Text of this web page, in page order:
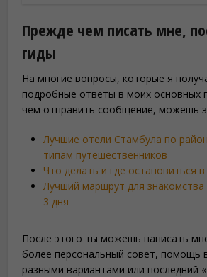
Прежде чем писать мне,
гиды
На многие вопросы, которые я
подробные ответы в моих основных
чем отправить сообщение, можешь
Лучшие отели Стамбула по
типам путешественников
Что делать и где остановиться
Лучший маршрут для
3 дня
После этого ты можешь написать
более персональный совет, помощь
разными вариантами или последний